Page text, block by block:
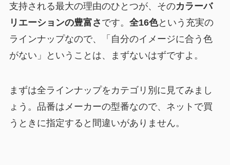
支持される最大の理由のひとつが、そのカラーバ
リエーションの豊富さ です。 全16色という充実の
ラインナップなので、「自分のイメージに合う色
がない」ということは、まずないはずですよ。
まずは全ラインナップをカテゴリ別に見てみまし
ょう。品番はメーカーの型番なので、ネットで買
うときに指定すると間違いがありません。